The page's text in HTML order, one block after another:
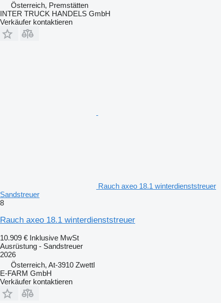
Österreich, Premstätten
INTER TRUCK HANDELS GmbH
Verkäufer kontaktieren
Rauch axeo 18.1 winterdienststreuer
Sandstreuer
8
Rauch axeo 18.1 winterdienststreuer
10.909 € Inklusive MwSt
Ausrüstung - Sandstreuer
2026
Österreich, At-3910 Zwettl
E-FARM GmbH
Verkäufer kontaktieren